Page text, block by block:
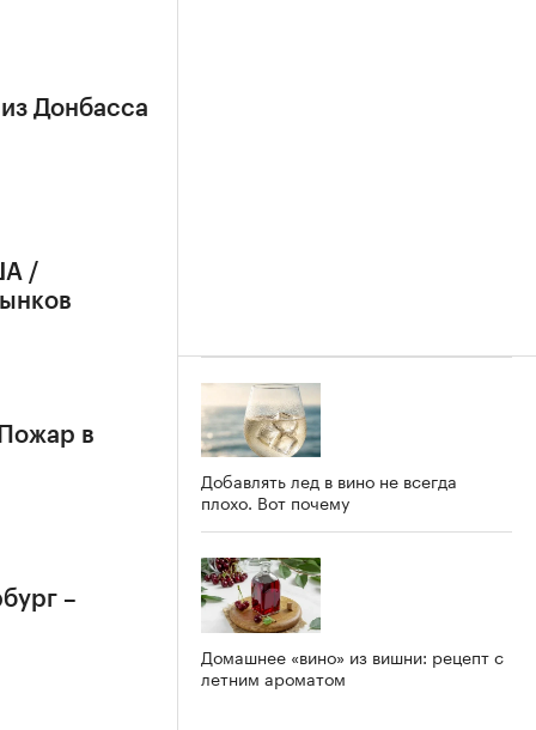
Донбасса
/
в
–
Добавлять лед в вино не всегда
плохо. Вот почему
Домашнее «вино» из вишни: рецепт с
летним ароматом